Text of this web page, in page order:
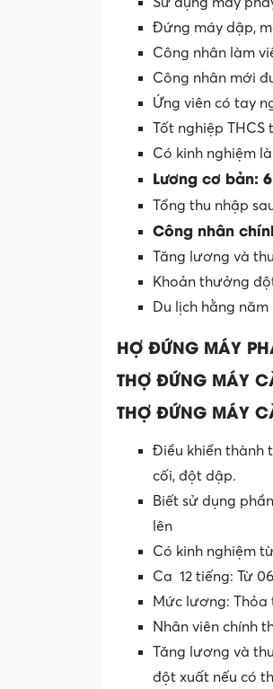
Đứng máy dập,
Công nhân làm
Công nhân mới
Ứng viên có tay
Tốt nghiệp THCS
Có kinh nghiệm
Lương cơ bản:
Tổng thu nhập
Công nhân
Tăng lương và
Khoản thưởng
Du lịch hằng năm
HỢ ĐỨNG MÁY
THỢ ĐỨNG MÁY
THỢ ĐỨNG MÁY
Điều khiển thành
cối, đột dập.
Biết sử dụng
lên
Có kinh nghiệm
Ca 12 tiếng: Từ
Mức lương: Thỏa
Nhân viên chính
Tăng lương và
đột xuất nếu có